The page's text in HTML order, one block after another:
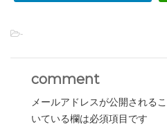
-
comment
メールアドレスが公開される
いている欄は必須項目です